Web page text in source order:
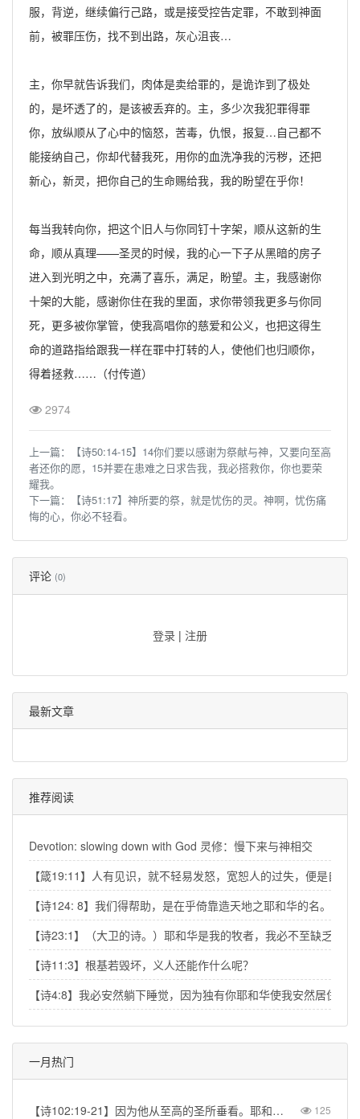
服，背逆，继续偏行己路，或是接受控告定罪，不敢到神面
前，被罪压伤，找不到出路，灰心沮丧…
主，你早就告诉我们，肉体是卖给罪的，是诡诈到了极处
的，是坏透了的，是该被丢弃的。主，多少次我犯罪得罪
你，放纵顺从了心中的恼怒，苦毒，仇恨，报复…自己都不
能接纳自己，你却代替我死，用你的血洗净我的污秽，还把
新心，新灵，把你自己的生命赐给我，我的盼望在乎你！
每当我转向你，把这个旧人与你同钉十字架，顺从这新的生
命，顺从真理——圣灵的时候，我的心一下子从黑暗的房子
进入到光明之中，充满了喜乐，满足，盼望。主，我感谢你
十架的大能，感谢你住在我的里面，求你带领我更多与你同
死，更多被你掌管，使我高唱你的慈爱和公义，也把这得生
命的道路指给跟我一样在罪中打转的人，使他们也归顺你，
得着拯救……（付传道）
2974
上一篇：
【诗50:14-15】14你们要以感谢为祭献与神，又要向至高
者还你的愿，15并要在患难之日求告我，我必搭救你，你也要荣
耀我。
下一篇：
【诗51:17】神所要的祭，就是忧伤的灵。神啊，忧伤痛
悔的心，你必不轻看。
评论 (0)
登录 | 注册
最新文章
推荐阅读
Devotion: slowing down with God 灵修：慢下来与神相交
【箴19:11】人有见识，就不轻易发怒，宽恕人的过失，便是自己
【诗124: 8】我们得帮助，是在乎倚靠造天地之耶和华的名。
【诗23:1】（大卫的诗。）耶和华是我的牧者，我必不至缺乏。
【诗11:3】根基若毁坏，义人还能作什么呢？
【诗4:8】我必安然躺下睡觉，因为独有你耶和华使我安然居住。
一月热门
【诗102:19-21】因为他从至高的圣所垂看。耶和华从天向地观察，要垂听被囚之人的叹息，要释放将要死的人，使人在锡安传扬耶和华的名，在耶路撒冷传扬赞美他的话，【Psa 102:19-21】“The Lord looked down from his sanctuary on high, from heaven he viewed the earth, to hear the groans of the prisoners and release those condemned to death.” So the name of the Lord will be declared in Zion and his praise in Jerusalem 125